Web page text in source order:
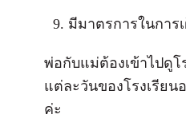
มีมาตรการในการ
พ่อกับแม่ต้องเข้าไปดูโ
แต่ละวันของโรงเรีย
ค่ะ